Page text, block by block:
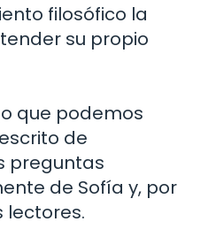
filosófico la
su propio
que podemos
de
preguntas
de Sofía y, por
lectores.